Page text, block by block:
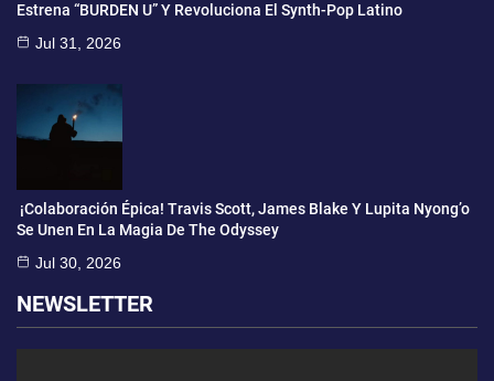
Estrena “BURDEN U” Y Revoluciona El Synth-Pop Latino
Jul 31, 2026
¡Colaboración Épica! Travis Scott, James Blake Y Lupita Nyong’o
Se Unen En La Magia De The Odyssey
Jul 30, 2026
NEWSLETTER